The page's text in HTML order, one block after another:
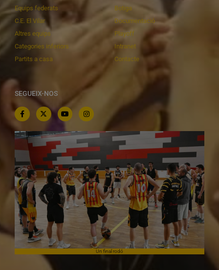
Equips federats
C.E. El Vilar
Altres equips
Categories inferiors
Partits a casa
Botiga
Documentació
Playoff
Intranet
Contacte
SEGUEIX-NOS
Un final rodó